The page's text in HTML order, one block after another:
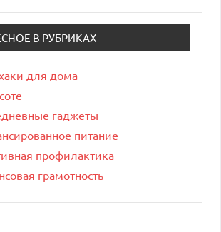
В РУБРИКАХ
для дома
гаджеты
питание
профилактика
грамотность